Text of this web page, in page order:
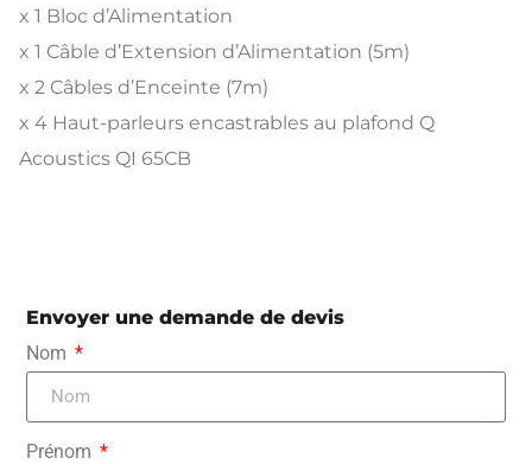
x 1 Bloc d’Alimentation
x 1 Câble d’Extension d’Alimentation (5m)
x 2 Câbles d’Enceinte (7m)
x 4 Haut-parleurs encastrables au plafond Q
Acoustics QI 65CB
Envoyer une demande de devis
Nom
Prénom